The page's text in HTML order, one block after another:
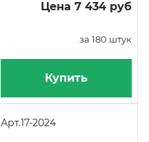
Цена 7 434 руб
за 180 штук
Купить
Арт.17-2024